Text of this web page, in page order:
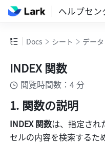
ヘルプセン
Docs シート デー
INDEX 関数
閲覧時間数：4 分
関数の説明
INDEX 関数は、指定され
セルの内容を検索するた